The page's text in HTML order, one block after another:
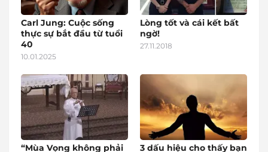
Carl Jung: Cuộc sống
thực sự bắt đầu từ tuổi
40
10.01.2025
Lòng tốt và cái kết bất
ngờ!
27.11.2018
“Mùa Vọng không phải
3 dấu hiệu cho thấy bạn